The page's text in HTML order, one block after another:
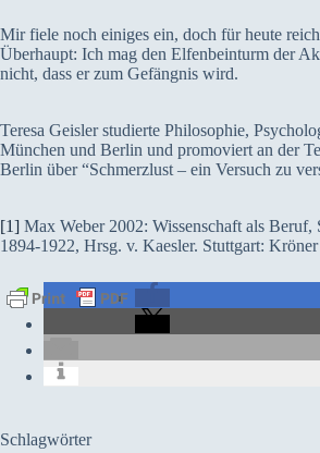
Mir fiele noch einiges ein, doch für heute
Überhaupt: Ich mag den Elfenbeinturm der
nicht, dass er zum Gefängnis wird.
Teresa Geisler studierte Philosophie,
München und Berlin und promoviert an der
Berlin über “Schmerzlust – ein Versuch zu
[1] Max Weber 2002: Wissenschaft als Beruf,
1894-1922, Hrsg. v. Kaesler. Stuttgart: Kröner
Schlagwörter